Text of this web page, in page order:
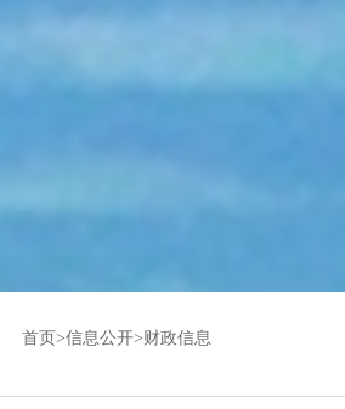
首页 >信息公开>财政信息